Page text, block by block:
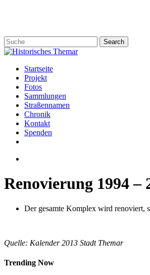
content
Search
Close
search
Menu
Startseite
Projekt
Fotos
Sammlungen
Straßennamen
Chronik
Kontakt
Spenden
Renovierung 1994 –
Der gesamte Komplex wird renoviert,
Quelle: Kalender 2013 Stadt Themar
Trending Now